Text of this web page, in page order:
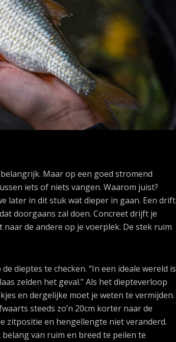
Maar op een goed stromend
iets of niets vangen. Waarom juist?
later in dit stuk wat dieper in gaan. Een drift
doorgaans zal doen. Concreet drijft je
de andere op je voerplek. De stek ruim
dieptes te checken. “In een ideale wereld is
zelden het geval.” Als het diepteverloop
en dergelijke moet je weten te vermijden.
steeds zo’n 20cm korter naar de
zitpositie en hengellengte niet veranderd.
van ruim en breed te peilen te